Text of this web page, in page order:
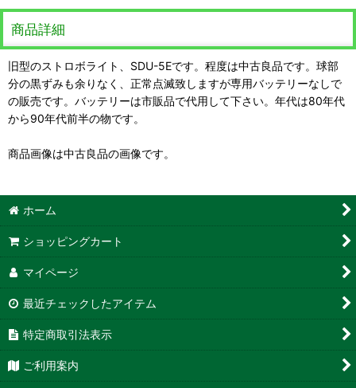
商品詳細
旧型のストロボライト、SDU-5Eです。程度は中古良品です。球部
分の黒ずみも余りなく、正常点滅致しますが専用バッテリーなしで
の販売です。バッテリーは市販品で代用して下さい。年代は80年代
から90年代前半の物です。
商品画像は中古良品の画像です。
ホーム
ショッピングカート
マイページ
最近チェックしたアイテム
特定商取引法表示
ご利用案内